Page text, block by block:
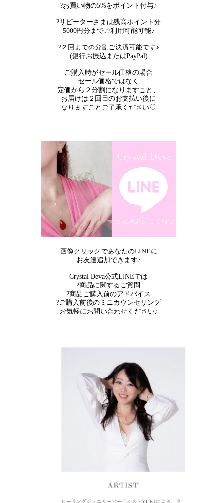
?お買い物の5%をポイント付与♪
?リピーターさまは残高ポイント分
5000円分までご利用可能可能♪
?２回までの分割ご決済可能です♪
(銀行お振込またはPayPal)
ご購入時がセール価格の場合
セール価格ではなく
定価から２分割になりますこと、
お届けは２回目のお支払い後に
なりますことご了承ください♡
画像クリックであなたのLINEに
お友達追加できます♪
Crystal Deva公式LINEでは
?商品に関するご質問
?商品ご購入前のアドバイス
?ご購入前後のミニカウンセリング
お気軽にお問い合わせください♪